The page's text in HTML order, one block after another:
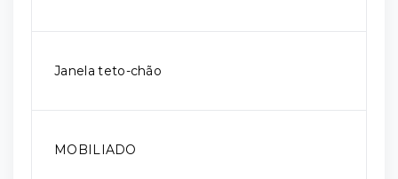
Janela teto-chão
MOBILIADO